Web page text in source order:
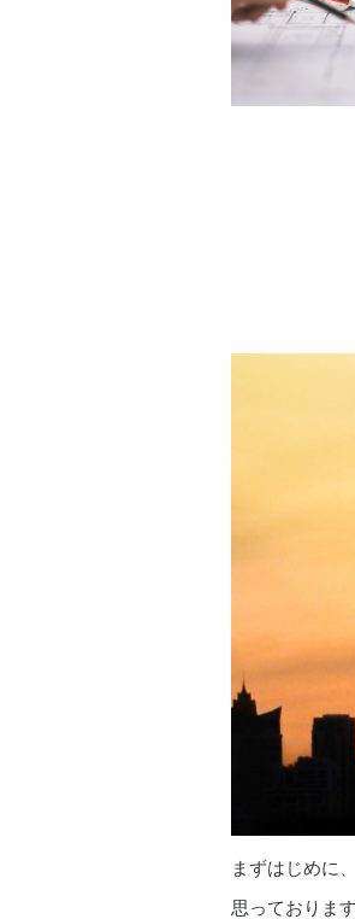
まずはじめに
思っておりま